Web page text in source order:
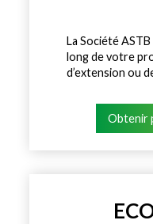
La Société
long de votre
d’extension ou
Obtenir